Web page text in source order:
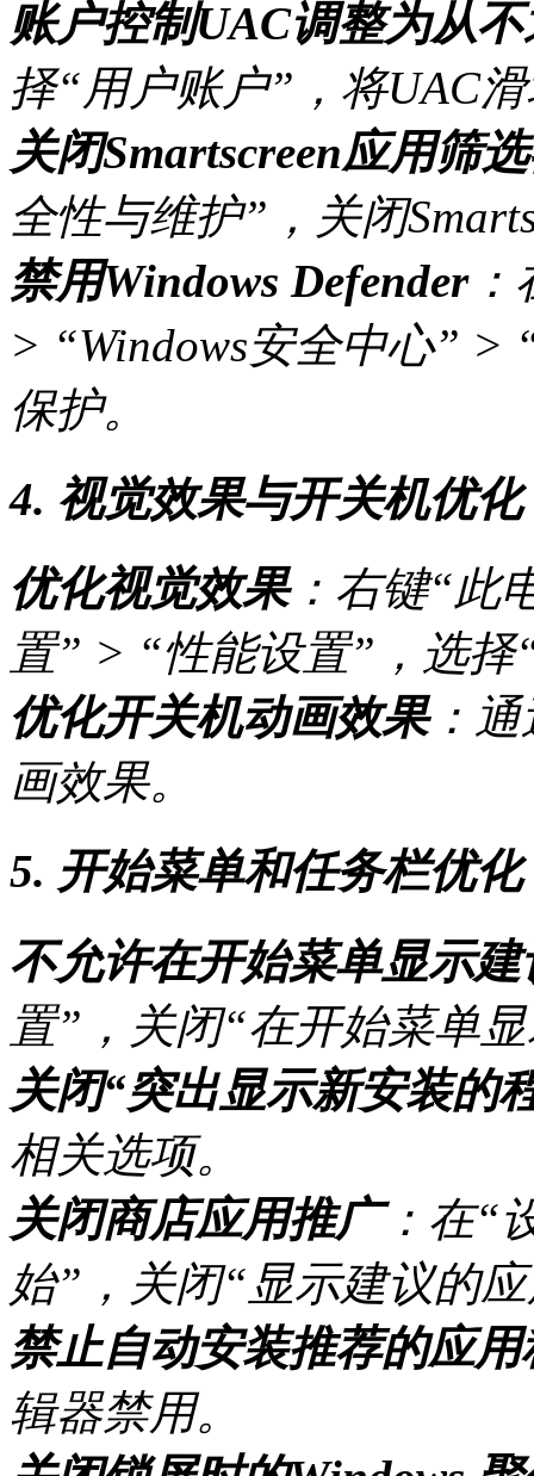
账户控制UAC调整为从
择“用户账户”，将UAC
关闭Smartscreen应用筛
全性与维护”，关闭
禁用Windows Defender：
> “Windows安全中心”
保护。
4. 视觉效果与开关机优化
优化视觉效果：右键“此
置” > “性能设置”，选
优化开关机动画效果：通
画效果。
5. 开始菜单和任务栏优化
不允许在开始菜单显示建
置”，关闭“在开始菜单
关闭“突出显示新安装的
相关选项。
关闭商店应用推广：在“
始”，关闭“显示建议的
禁止自动安装推荐的应用
辑器禁用。